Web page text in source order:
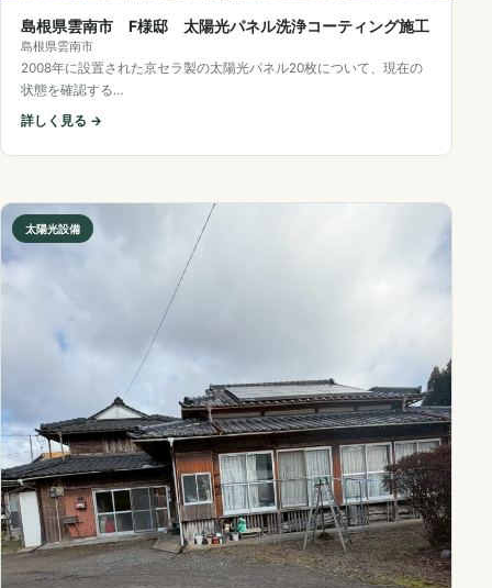
島根県雲南市 F様邸 太陽光パネル洗浄コーティング施工
島根県雲南市
2008年に設置された京セラ製の太陽光パネル20枚について、現在の
状態を確認する…
詳しく見る →
太陽光設備